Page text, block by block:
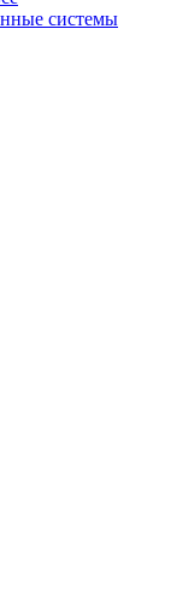
системы